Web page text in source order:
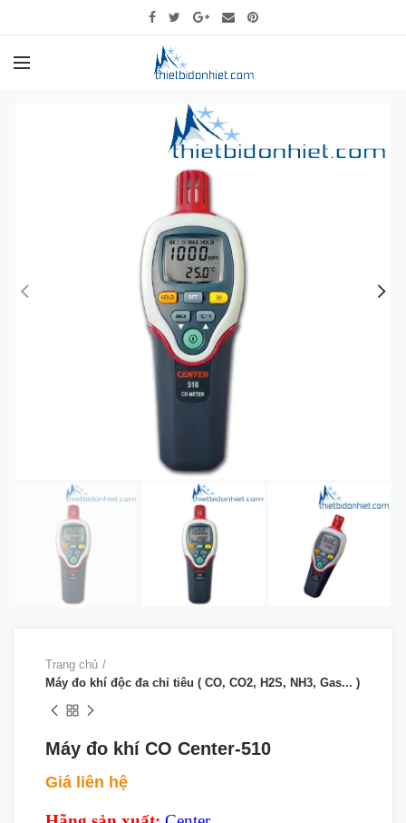
Trang chủ
Máy đo khí độc đa chỉ tiêu ( CO, CO2, H2S, NH3, Gas... )
Máy đo khí CO Center-510
Giá liên hệ